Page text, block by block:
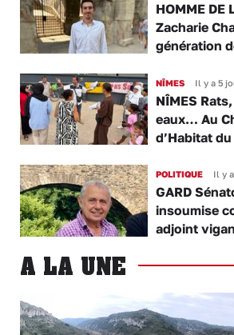
HOMME DE
Zacharie
génération
NÎMES Il y a 5
NÎMES
eaux… Au
d’Habitat
POLITIQUE Il y
GARD
insoumise
adjoint
A LA UNE